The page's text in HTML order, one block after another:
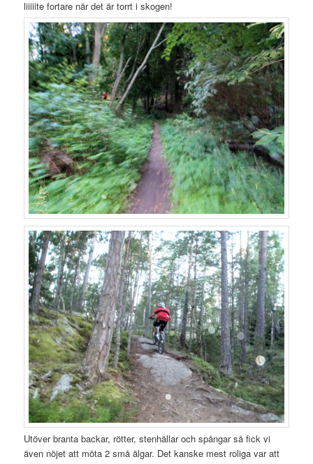
liiiiite fortare när det är torrt i skogen!
Utöver branta backar, rötter, stenhällar och spångar så fick vi
även nöjet att möta 2 små älgar. Det kanske mest roliga var att